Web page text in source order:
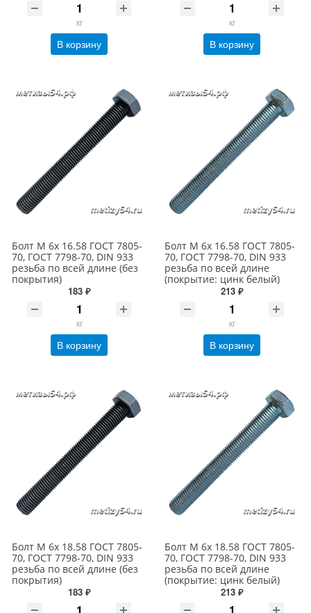
кг
В корзину
кг
В корзину
Болт М 6х 16.58 ГОСТ 7805-
70, ГОСТ 7798-70, DIN 933
резьба по всей длине (без
покрытия)
183 ₽
кг
В корзину
Болт М 6х 16.58 ГОСТ 7805-
70, ГОСТ 7798-70, DIN 933
резьба по всей длине
(покрытие: цинк белый)
213 ₽
кг
В корзину
Болт М 6х 18.58 ГОСТ 7805-
70, ГОСТ 7798-70, DIN 933
резьба по всей длине (без
покрытия)
183 ₽
Болт М 6х 18.58 ГОСТ 7805-
70, ГОСТ 7798-70, DIN 933
резьба по всей длине
(покрытие: цинк белый)
213 ₽